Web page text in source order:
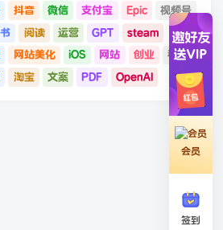
抖音 微信 支付宝 Epic
视频号
阅读 运营 GPT
steam
网站美化 iOS 网站 创业
移动
淘宝 文案 PDF OpenAI
会员
签到